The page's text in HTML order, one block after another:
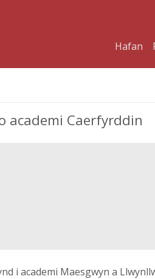
Hafan
academi Caerfyrddin
i academi Maesgwyn a